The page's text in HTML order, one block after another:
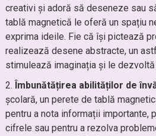
creativi și adoră să deseneze sau
tablă magnetică le oferă un spațiu
exprima ideile. Fie că își pictează
realizează desene abstracte, un
stimulează imaginația și le
Îmbunătățirea abilităților de
școlară, un perete de tablă
pentru a nota informații importante,
cifrele sau pentru a rezolva